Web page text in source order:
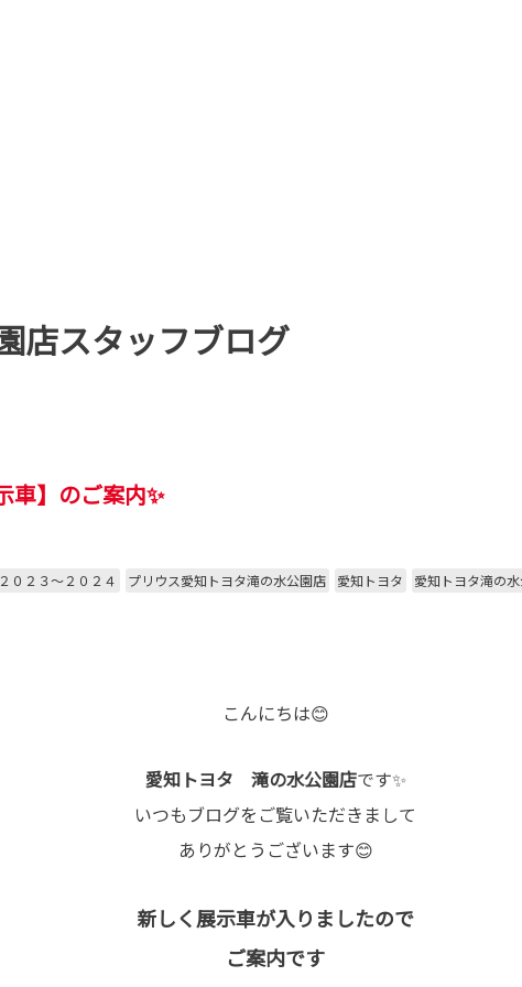
店スタッフブログ
車】のご案内✨
０２３～２０２４ プリウス愛知トヨタ滝の水公園店 愛知トヨタ 愛知トヨタ滝の
こんにちは😊
愛知トヨタ 滝の水公園店です✨
いつもブログをご覧いただきまして
ありがとうございます😊
新しく展示車が入りましたので
ご案内です